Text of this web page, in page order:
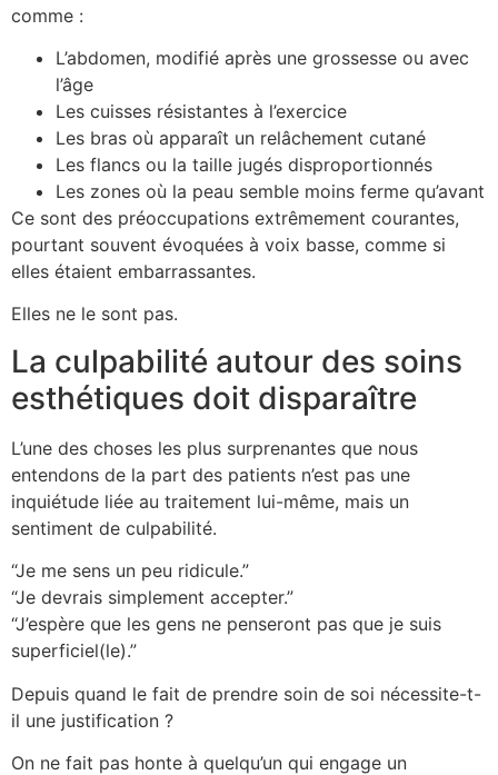
comme :
L’abdomen, modifié après une grossesse ou avec
l’âge
Les cuisses résistantes à l’exercice
Les bras où apparaît un relâchement cutané
Les flancs ou la taille jugés disproportionnés
Les zones où la peau semble moins ferme qu’avant
Ce sont des préoccupations extrêmement courantes,
pourtant souvent évoquées à voix basse, comme si
elles étaient embarrassantes.
Elles ne le sont pas.
La culpabilité autour des soins
esthétiques doit disparaître
L’une des choses les plus surprenantes que nous
entendons de la part des patients n’est pas une
inquiétude liée au traitement lui-même, mais un
sentiment de culpabilité.
“Je me sens un peu ridicule.”
“Je devrais simplement accepter.”
“J’espère que les gens ne penseront pas que je suis
superficiel(le).”
Depuis quand le fait de prendre soin de soi nécessite-t-
il une justification ?
On ne fait pas honte à quelqu’un qui engage un